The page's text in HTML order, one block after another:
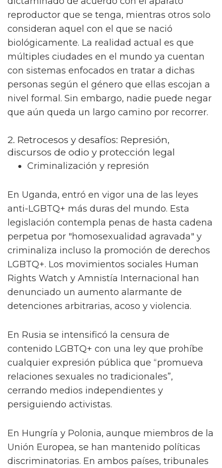
dictaminado de acuerdo con el aparato
reproductor que se tenga, mientras otros solo
consideran aquel con el que se nació
biológicamente. La realidad actual es que
múltiples ciudades en el mundo ya cuentan
con sistemas enfocados en tratar a dichas
personas según el género que ellas escojan a
nivel formal. Sin embargo, nadie puede negar
que aún queda un largo camino por recorrer.
2. Retrocesos y desafíos: Represión,
discursos de odio y protección legal
Criminalización y represión
En Uganda, entró en vigor una de las leyes
anti-LGBTQ+ más duras del mundo. Esta
legislación contempla penas de hasta cadena
perpetua por "homosexualidad agravada" y
criminaliza incluso la promoción de derechos
LGBTQ+. Los movimientos sociales Human
Rights Watch y Amnistía Internacional han
denunciado un aumento alarmante de
detenciones arbitrarias, acoso y violencia.
En Rusia se intensificó la censura de
contenido LGBTQ+ con una ley que prohíbe
cualquier expresión pública que “promueva
relaciones sexuales no tradicionales”,
cerrando medios independientes y
persiguiendo activistas.
En Hungría y Polonia, aunque miembros de la
Unión Europea, se han mantenido políticas